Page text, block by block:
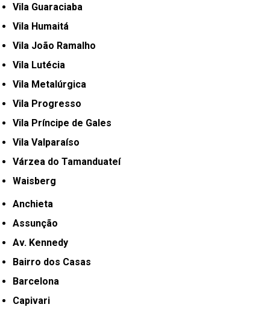
Vila Guaraciaba
Vila Humaitá
Vila João Ramalho
Vila Lutécia
Vila Metalúrgica
Vila Progresso
Vila Príncipe de Gales
Vila Valparaíso
Várzea do Tamanduateí
Waisberg
Anchieta
Assunção
Av. Kennedy
Bairro dos Casas
Barcelona
Capivari